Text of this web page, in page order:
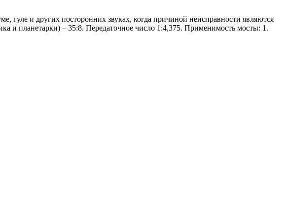
гуле и других посторонних звуках, когда причиной неисправности являются
планетарки) – 35:8. Передаточное число 1:4,375. Применимость мосты: 1.